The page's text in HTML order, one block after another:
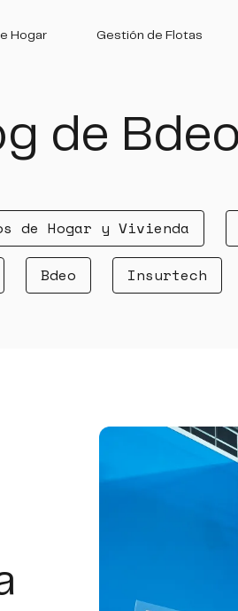
Hogar Gestión de Flotas
de Bdeo
de Hogar y Vivienda
Bdeo Insurtech